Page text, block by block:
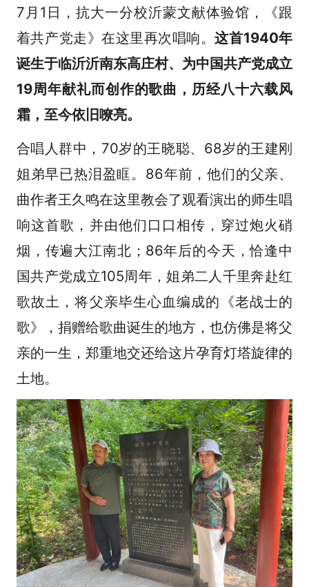
7月1日，抗大一分校沂蒙文献体验馆，《跟
着共产党走》在这里再次唱响。这首1940年
诞生于临沂沂南东高庄村、为中国共产党成立
19周年献礼而创作的歌曲，历经八十六载风
霜，至今依旧嘹亮。
合唱人群中，70岁的王晓聪、68岁的王建刚
姐弟早已热泪盈眶。86年前，他们的父亲、
曲作者王久鸣在这里教会了观看演出的师生唱
响这首歌，并由他们口口相传，穿过炮火硝
烟，传遍大江南北；86年后的今天，恰逢中
国共产党成立105周年，姐弟二人千里奔赴红
歌故土，将父亲毕生心血编成的《老战士的
歌》，捐赠给歌曲诞生的地方，也仿佛是将父
亲的一生，郑重地交还给这片孕育灯塔旋律的
土地。